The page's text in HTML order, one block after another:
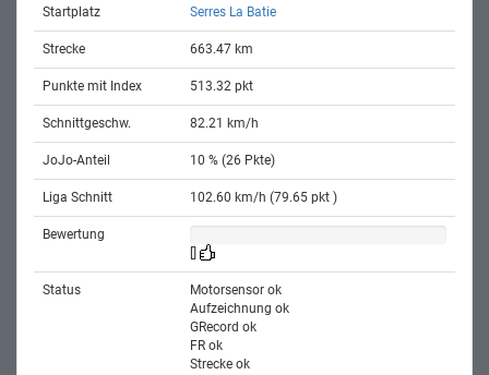
Startplatz Serres La Batie
Strecke 663.47 km
Punkte mit Index 513.32 pkt
Schnittgeschw. 82.21 km/h
JoJo-Anteil 10 % (26 Pkte)
Liga Schnitt 102.60 km/h (79.65 pkt )
Bewertung
Status
Motorsensor ok
Aufzeichnung ok
GRecord ok
FR ok
Strecke ok